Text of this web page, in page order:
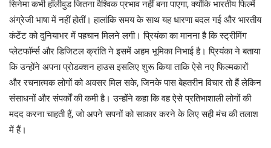
सिनेमा कभी हॉलीवुड जितना वैश्विक प्रभाव नहीं बना पाएगा, क्योंकि भारतीय फिल्में
अंग्रेजी भाषा में नहीं होतीं। हालांकि समय के साथ यह धारणा बदल गई और भारतीय
कंटेंट को दुनियाभर में पहचान मिलने लगी। प्रियंका का मानना है कि स्ट्रीमिंग
प्लेटफॉर्म्स और डिजिटल क्रांति ने इसमें अहम भूमिका निभाई है। प्रियंका ने बताया
कि उन्होंने अपना प्रोडक्शन हाउस इसलिए शुरू किया ताकि ऐसे नए फिल्मकारों
और रचनात्मक लोगों को अवसर मिल सके, जिनके पास बेहतरीन विचार तो हैं लेकिन
संसाधनों और संपर्कों की कमी है। उन्होंने कहा कि वह ऐसे प्रतिभाशाली लोगों की
मदद करना चाहती हैं, जो अपने सपनों को साकार करने के लिए सही मंच की तलाश
में हैं।